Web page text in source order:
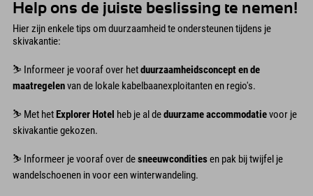
Help ons de juiste beslissing te nemen!
Hier zijn enkele tips om duurzaamheid te ondersteunen tijdens je
skivakantie:
⛷︎ Informeer je vooraf over hetduurzaamheidsconcept en de
maatregelenvan de lokale kabelbaanexploitanten en regio's.
⛷︎ Met hetExplorer Hotel heb je al deduurzame accommodatievoor je
skivakantie gekozen.
⛷︎ Informeer je vooraf over desneeuwconditiesen pak bij twijfel je
wandelschoenen in voor een winterwandeling.